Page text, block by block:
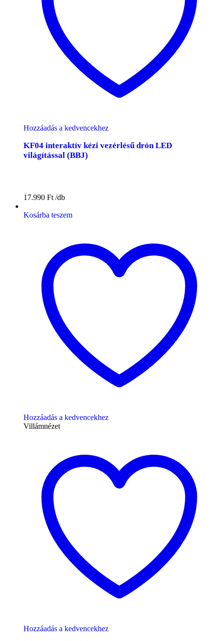
Hozzáadás a kedvencekhez
KF04 interaktív kézi vezérlésű drón LED
világítással (BBJ)
17.990 Ft
Kosárba teszem
Hozzáadás a kedvencekhez
Villámnézet
Hozzáadás a kedvencekhez